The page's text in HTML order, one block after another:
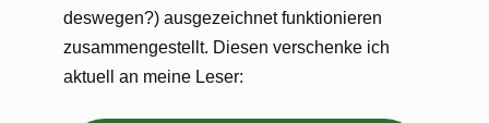
deswegen?) ausgezeichnet funktionieren
zusammengestellt. Diesen verschenke ich
aktuell an meine Leser: